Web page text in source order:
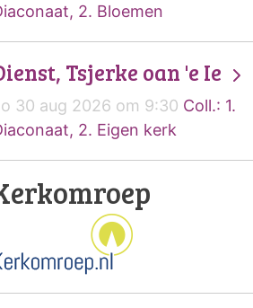
2. Bloemen
Tsjerke oan 'e Ie
30 aug 2026 om 9:30 Coll.: 1.
2. Eigen kerk